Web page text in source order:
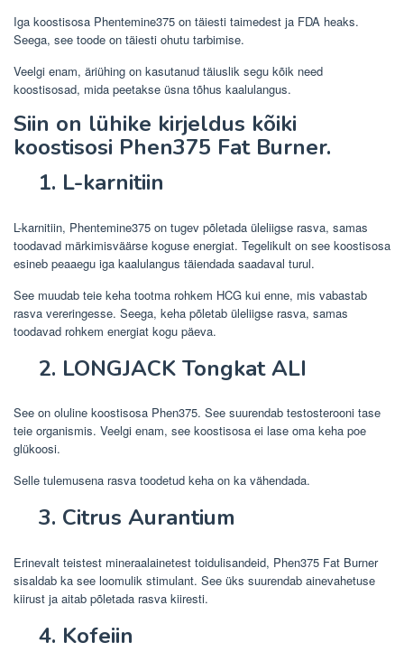
Iga koostisosa Phentemine375 on täiesti taimedest ja FDA heaks.
Seega, see toode on täiesti ohutu tarbimise.
Veelgi enam, äriühing on kasutanud täiuslik segu kõik need
koostisosad, mida peetakse üsna tõhus kaalulangus.
Siin on lühike kirjeldus kõiki
koostisosi Phen375 Fat Burner.
1. L-karnitiin
L-karnitiin, Phentemine375 on tugev põletada üleliigse rasva, samas
toodavad märkimisväärse koguse energiat. Tegelikult on see koostisosa
esineb peaaegu iga kaalulangus täiendada saadaval turul.
See muudab teie keha tootma rohkem HCG kui enne, mis vabastab
rasva vereringesse. Seega, keha põletab üleliigse rasva, samas
toodavad rohkem energiat kogu päeva.
2. LONGJACK Tongkat ALI
See on oluline koostisosa Phen375. See suurendab testosterooni tase
teie organismis. Veelgi enam, see koostisosa ei lase oma keha poe
glükoosi.
Selle tulemusena rasva toodetud keha on ka vähendada.
3. Citrus Aurantium
Erinevalt teistest mineraalainetest toidulisandeid, Phen375 Fat Burner
sisaldab ka see loomulik stimulant. See üks suurendab ainevahetuse
kiirust ja aitab põletada rasva kiiresti.
4. Kofeiin